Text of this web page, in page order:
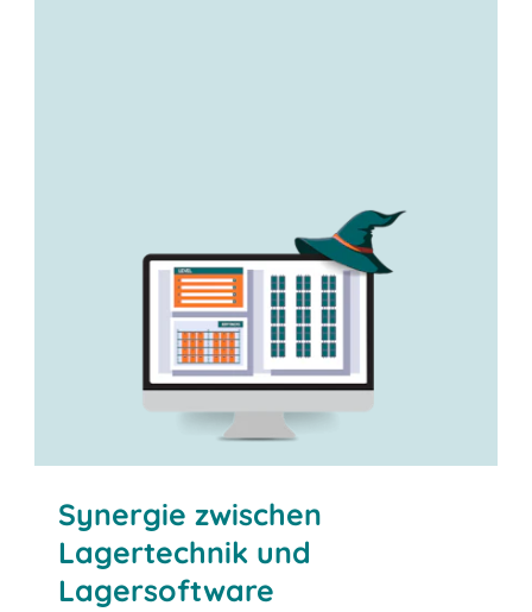
Rundumsorglospaket aus der Cloud!
Synergie zwischen
Lagertechnik und
Lagersoftware